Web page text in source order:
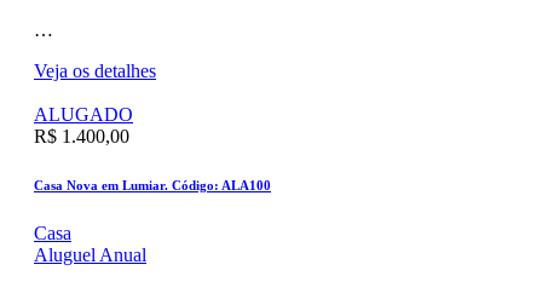
…
Veja os detalhes
ALUGADO
R$ 1.400,00
Casa Nova em Lumiar. Código: ALA100
Casa
Aluguel Anual